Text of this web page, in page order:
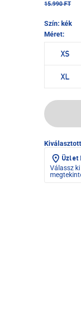
15.990 FT
Szín: kék
Méret:
XS
XL
Üzlet
Válassz